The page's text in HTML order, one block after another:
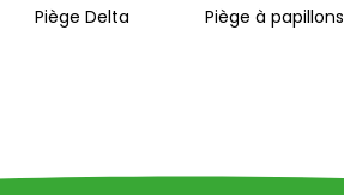
Piège Delta Piège à papillons